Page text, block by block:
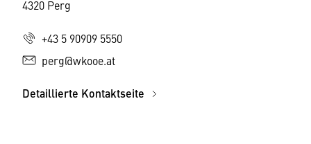
4320 Perg
+43 5 90909 5550
perg@wkooe.at
Detaillierte Kontaktseite